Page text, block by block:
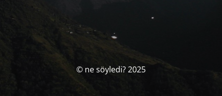
© ne söyledi? 2025